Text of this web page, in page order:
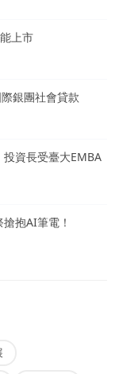
上市
銀團社會貸款
資長受臺大EMBA
抱AI筆電！